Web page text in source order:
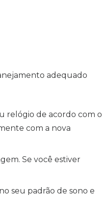
adequado
relógio de acordo com o
com a nova
Se você estiver
seu padrão de sono e